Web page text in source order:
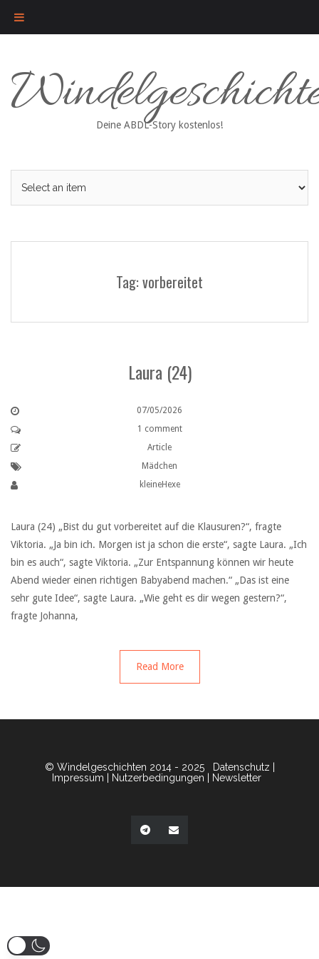
content
Deine ABDL-Story kostenlos!
Tag: vorbereitet
Laura (24)
07/05/2026
1 comment
Article
Mädchen
kleineHexe
Laura (24) „Bist du gut vorbereitet auf die Klausuren?“, fragte
Viktoria. „Ja bin ich. Morgen ist ja schon die erste“, sagte Laura. „Ich
bin es auch“, sagte Viktoria. „Zur Entspannung können wir heute
Abend wieder einen richtigen Babyabend machen.“ „Das ist eine
sehr gute Idee“, sagte Laura. „Wie geht es dir wegen gestern?“,
fragte Johanna,
Read More
© Windelgeschichten 2014 - 2025 Datenschutz
Impressum
Nutzerbedingungen Newsletter